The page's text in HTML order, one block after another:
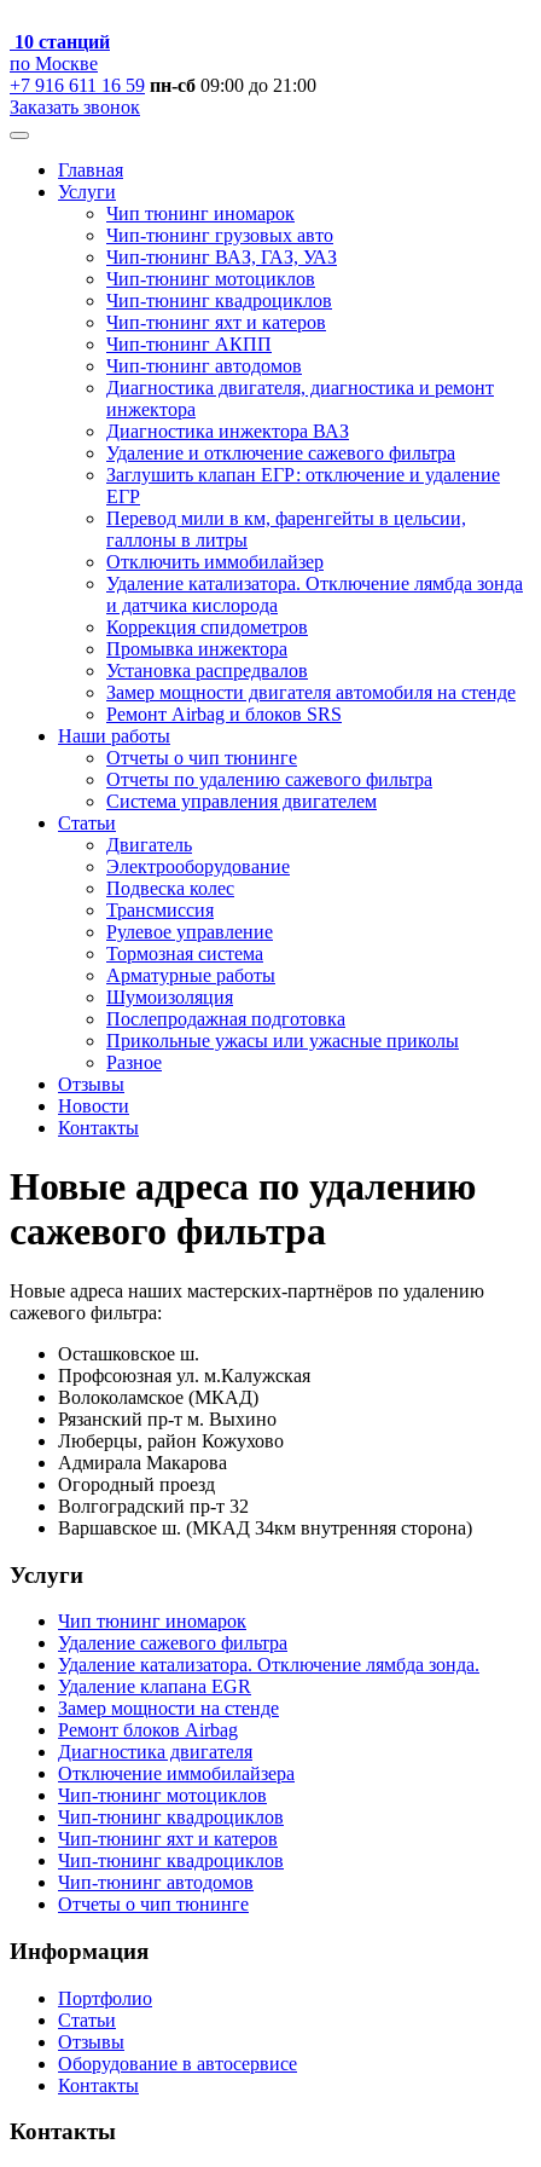
10 станций
по Москве
+7 916 611 16 59 пн-сб 09:00 до 21:00
Заказать звонок
Главная
Услуги
Чип тюнинг иномарок
Чип-тюнинг грузовых авто
Чип-тюнинг ВАЗ, ГАЗ, УАЗ
Чип-тюнинг мотоциклов
Чип-тюнинг квадроциклов
Чип-тюнинг яхт и катеров
Чип-тюнинг АКПП
Чип-тюнинг автодомов
Диагностика двигателя, диагностика и ремонт
инжектора
Диагностика инжектора ВАЗ
Удаление и отключение сажевого фильтра
Заглушить клапан ЕГР: отключение и удаление
ЕГР
Перевод мили в км, фаренгейты в цельсии,
галлоны в литры
Отключить иммобилайзер
Удаление катализатора. Отключение лямбда зонда
и датчика кислорода
Коррекция спидометров
Промывка инжектора
Установка распредвалов
Замер мощности двигателя автомобиля на стенде
Ремонт Airbag и блоков SRS
Наши работы
Отчеты о чип тюнинге
Отчеты по удалению сажевого фильтра
Система управления двигателем
Статьи
Двигатель
Электрооборудование
Подвеска колес
Трансмиссия
Рулевое управление
Тормозная система
Арматурные работы
Шумоизоляция
Послепродажная подготовка
Прикольные ужасы или ужасные приколы
Разное
Отзывы
Новости
Контакты
Новые адреса по удалению
сажевого фильтра
Новые адреса наших мастерских-партнёров по удалению
сажевого фильтра:
Осташковское ш.
Профсоюзная ул. м.Калужская
Волоколамское (МКАД)
Рязанский пр-т м. Выхино
Люберцы, район Кожухово
Адмирала Макарова
Огородный проезд
Волгоградский пр-т 32
Варшавское ш. (МКАД 34км внутренняя сторона)
Услуги
Чип тюнинг иномарок
Удаление сажевого фильтра
Удаление катализатора. Отключение лямбда зонда.
Удаление клапана EGR
Замер мощности на стенде
Ремонт блоков Airbag
Диагностика двигателя
Отключение иммобилайзера
Чип-тюнинг мотоциклов
Чип-тюнинг квадроциклов
Чип-тюнинг яхт и катеров
Чип-тюнинг квадроциклов
Чип-тюнинг автодомов
Отчеты о чип тюнинге
Информация
Портфолио
Статьи
Отзывы
Оборудование в автосервисе
Контакты
Контакты